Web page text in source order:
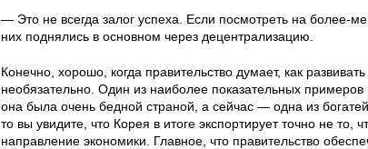
— Это не всегда залог успеха. Если посмотреть на более-
них поднялись в основном через децентрализацию.
Конечно, хорошо, когда правительство думает, как
необязательно. Один из наиболее показательных
она была очень бедной страной, а сейчас — одна из
то вы увидите, что Корея в итоге экспортирует точно не то,
направление экономики. Главное, что правительство